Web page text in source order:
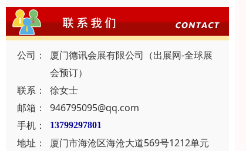
公司：
厦门德讯会展有限公司（出展网-全球展
会预订）
联系：
徐女士
邮箱：
946795095@qq.com
手机：
13799297801
地址：
厦门市海沧区海沧大道569号1212单元